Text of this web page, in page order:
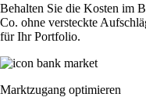
Behalten Sie die Kosten im
Co. ohne versteckte
für Ihr Portfolio.
Marktzugang optimieren